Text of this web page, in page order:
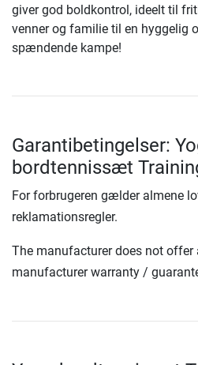
giver god boldkontrol, ideelt til
venner og familie til en hyggelig
spændende kampe!
Garantibetingelser:
bordtennissæt
For forbrugeren gælder almene
reklamationsregler.
The manufacturer does not offer
manufacturer warranty /